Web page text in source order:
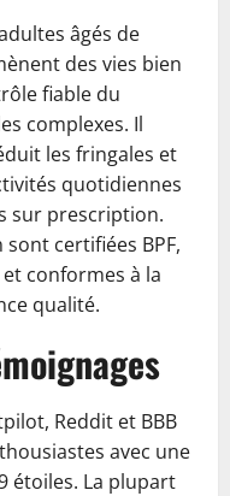
âgés de
des vies bien
fiable du
complexes. Il
les fringales et
quotidiennes
sur prescription.
certifiées BPF,
conformes à la
qualité.
Reddit et BBB
avec une
étoiles. La plupart